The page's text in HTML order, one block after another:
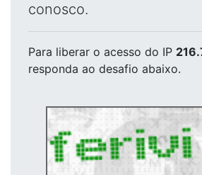
conosco.
Para liberar o acesso do IP
responda ao desafio abaixo.